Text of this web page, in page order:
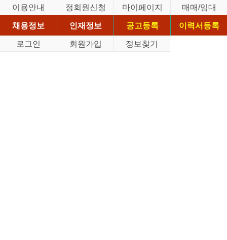
이용안내 정회원신청 마이페이지
매매/임대
채용정보
인재정보 공고등록
이력서등록
로그인
회원가입 정보찾기